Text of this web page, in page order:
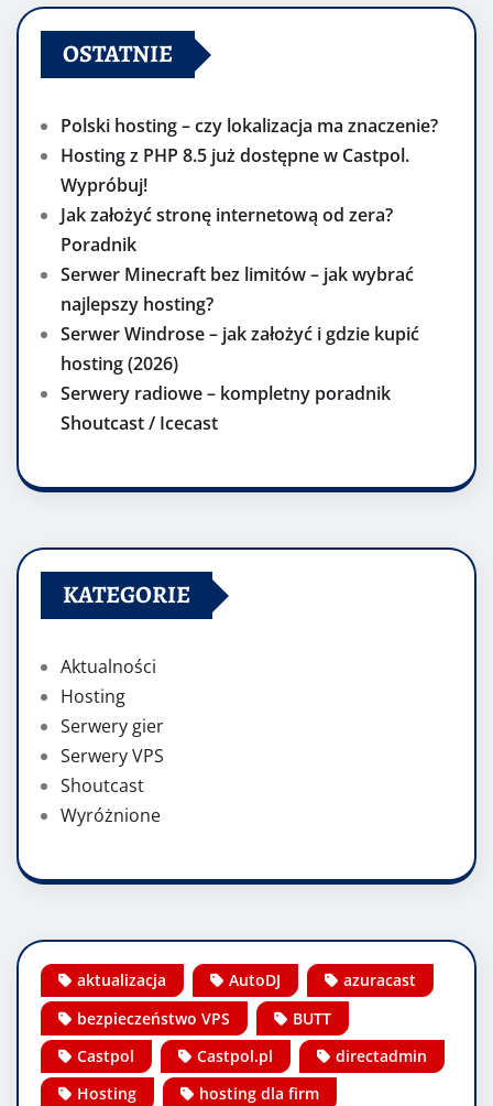
OSTATNIE
Polski hosting – czy lokalizacja ma znaczenie?
Hosting z PHP 8.5 już dostępne w Castpol.
Wypróbuj!
Jak założyć stronę internetową od zera?
Poradnik
Serwer Minecraft bez limitów – jak wybrać
najlepszy hosting?
Serwer Windrose – jak założyć i gdzie kupić
hosting (2026)
Serwery radiowe – kompletny poradnik
Shoutcast / Icecast
KATEGORIE
Aktualności
Hosting
Serwery gier
Serwery VPS
Shoutcast
Wyróżnione
aktualizacja AutoDJ
azuracast
bezpieczeństwo VPS
BUTT
Castpol
Castpol.pl
directadmin
Hosting
hosting dla firm